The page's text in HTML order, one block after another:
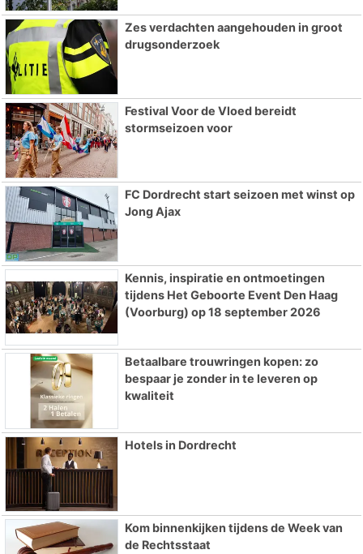
Zes verdachten aangehouden in groot
drugsonderzoek
Festival Voor de Vloed bereidt
stormseizoen voor
FC Dordrecht start seizoen met winst op
Jong Ajax
Kennis, inspiratie en ontmoetingen
tijdens Het Geboorte Event Den Haag
(Voorburg) op 18 september 2026
Betaalbare trouwringen kopen: zo
bespaar je zonder in te leveren op
kwaliteit
Hotels in Dordrecht
Kom binnenkijken tijdens de Week van
de Rechtsstaat